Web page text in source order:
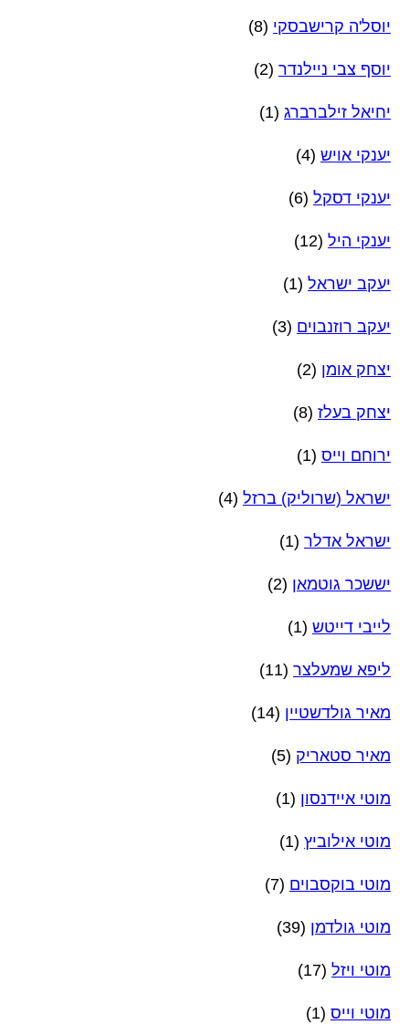
יוסל'ה קרישבסקי (8)
יוסף צבי ניילנדר (2)
יחיאל זילברברג (1)
יענקי אויש (4)
יענקי דסקל (6)
יענקי היל (12)
יעקב ישראל (1)
יעקב רוזנבוים (3)
יצחק אומן (2)
יצחק בעלז (8)
ירוחם וייס (1)
ישראל (שרוליק) ברזל (4)
ישראל אדלר (1)
יששכר גוטמאן (2)
לייבי דייטש (1)
ליפא שמעלצר (11)
מאיר גולדשטיין (14)
מאיר סטאריק (5)
מוטי איידנסון (1)
מוטי אילוביץ (1)
מוטי בוקסבוים (7)
מוטי גולדמן (39)
מוטי ויזל (17)
מוטי וייס (1)